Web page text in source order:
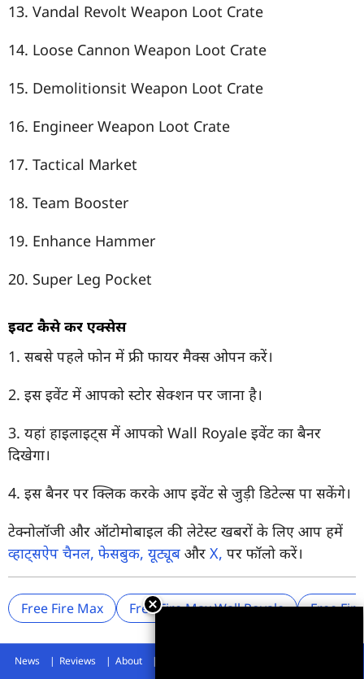
13. Vandal Revolt Weapon Loot Crate
14. Loose Cannon Weapon Loot Crate
15. Demolitionsit Weapon Loot Crate
16. Engineer Weapon Loot Crate
17. Tactical Market
18. Team Booster
19. Enhance Hammer
20. Super Leg Pocket
इवेंट कैसे करें एक्सेस
1. सबसे पहले फोन में फ्री फायर मैक्स ओपन करें।
2. इस इवेंट में आपको स्टोर सेक्शन पर जाना है।
3. यहां हाइलाइट्स में आपको Wall Royale इवेंट का बैनर
दिखेगा।
4. इस बैनर पर क्लिक करके आप इवेंट से जुड़ी डिटेल्स पा सकेंगे।
टेक्नोलॉजी और ऑटोमोबाइल की लेटेस्ट खबरों के लिए आप हमें
व्हाट्सऐप चैनल, फेसबुक, यूट्यूब और X, पर फॉलो करें।
Free Fire Max Free Fire Max Wall Royale Free
News Reviews About